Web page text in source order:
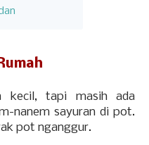
kecil, tapi masih ada
nanem sayuran di pot.
pot nganggur.